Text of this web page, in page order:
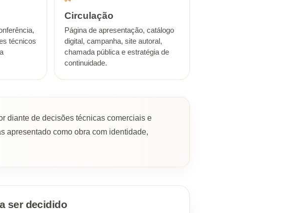
técnicos
Circulação
Página de apresentação, catálogo
digital, campanha, site autoral,
chamada pública e estratégia de
continuidade.
diante de decisões técnicas comerciais e
apresentado como obra com identidade,
ser decidido